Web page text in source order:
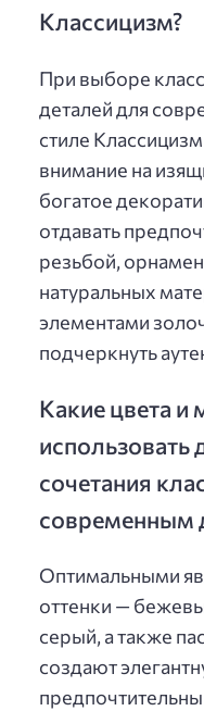
Классицизм?
При выборе
деталей для
стиле
внимание на
богатое
отдавать
резьбой,
натуральных
элементами
подчеркнуть
Какие цвета
использовать
сочетания
современным
Оптимальными
оттенки —
серый, а также
создают